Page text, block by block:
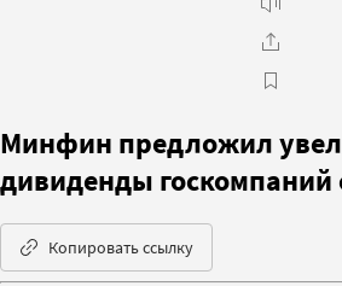
Минфин предложил
дивиденды госкомпаний
Копировать ссылку